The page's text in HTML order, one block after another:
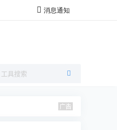
消息通知